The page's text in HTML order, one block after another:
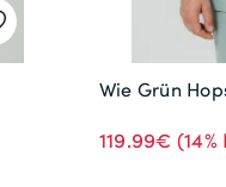
Wie Grün
119.99€ (14%